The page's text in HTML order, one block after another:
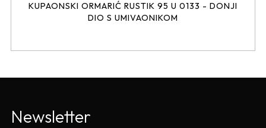
KUPAONSKI ORMARIĆ RUSTIK 95 U 0133 - DONJI
DIO S UMIVAONIKOM
Newsletter